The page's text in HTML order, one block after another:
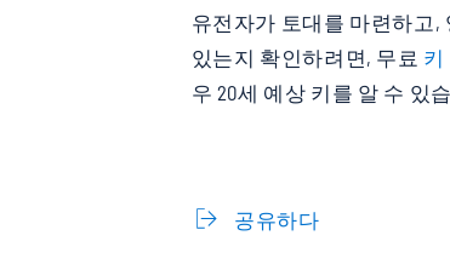
유전자가 토대를 마련하고,
있는지 확인하려면, 무료 키
우 20세 예상 키를 알 수 있
공유하다